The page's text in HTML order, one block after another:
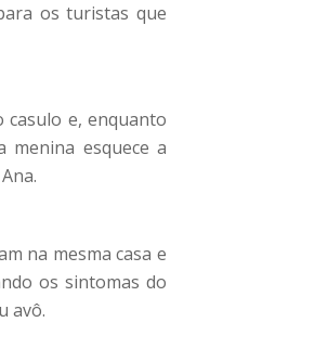
os turistas que
e, enquanto
menina esquece a
na mesma casa e
os sintomas do
avô.